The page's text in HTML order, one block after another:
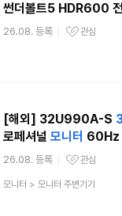
썬더볼트5 HDR600
26.08. 등록
관심상품
관심
[해외] 32U990A-S
로페셔널 모니터 60Hz
26.08. 등록
관심상품
관심
상
모니터 > 모니터 주변기기